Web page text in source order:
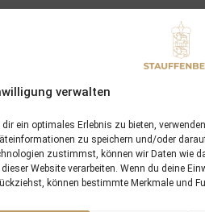
verwalten
dir ein optimales Erlebnis zu bieten,
zu speichern und/oder
zustimmst, können wir Daten wie
Website verarbeiten. Wenn du deine
können bestimmte Merkmale und